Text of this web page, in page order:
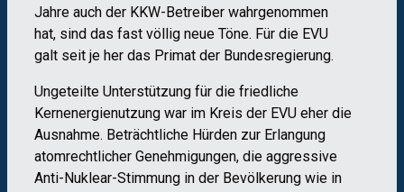
Jahre auch der KKW-Betreiber wahrgenommen
hat, sind das fast völlig neue Töne. Für die EVU
galt seit je her das Primat der Bundesregierung.
Ungeteilte Unterstützung für die friedliche
Kernenergienutzung war im Kreis der EVU eher die
Ausnahme. Beträchtliche Hürden zur Erlangung
atomrechtlicher Genehmigungen, die aggressive
Anti-Nuklear-Stimmung in der Bevölkerung wie in